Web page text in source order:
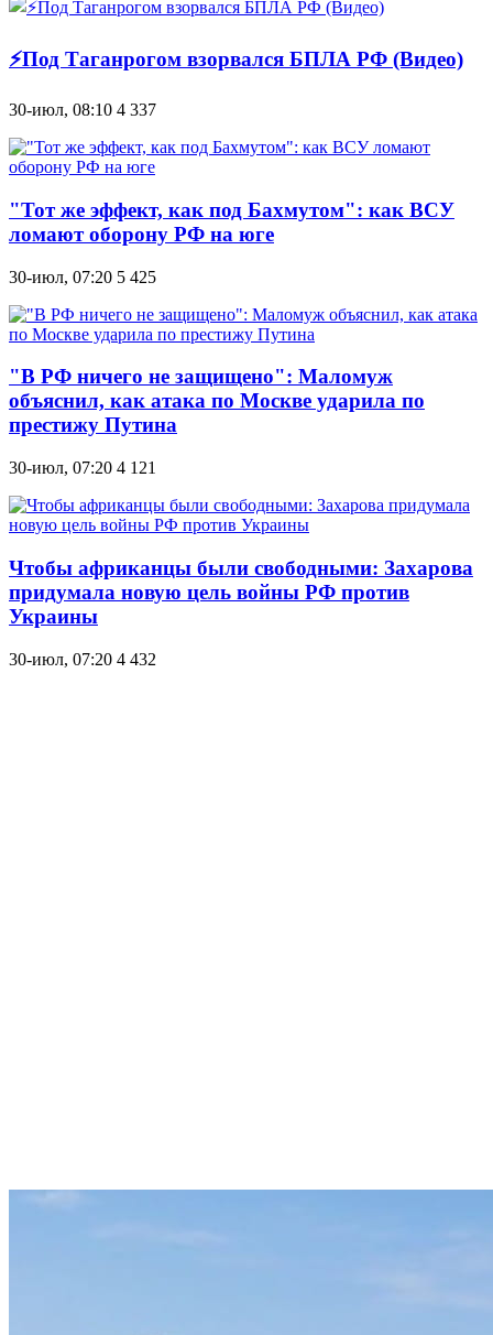
⚡Под Таганрогом взорвался БПЛА РФ (Видео)
30-июл, 08:10 4 337
"Тот же эффект, как под Бахмутом": как ВСУ
ломают оборону РФ на юге
30-июл, 07:20 5 425
"В РФ ничего не защищено": Маломуж
объяснил, как атака по Москве ударила по
престижу Путина
30-июл, 07:20 4 121
Чтобы африканцы были свободными: Захарова
придумала новую цель войны РФ против
Украины
30-июл, 07:20 4 432